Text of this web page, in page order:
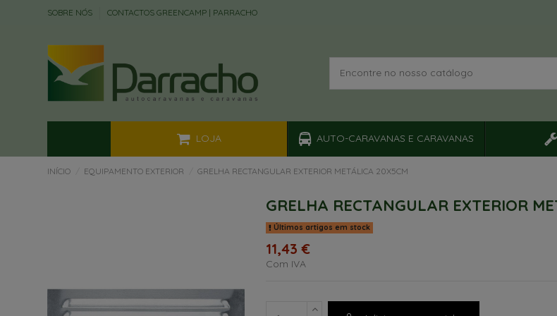
SOBRE NÓS CONTACTOS GREENCAMP | PARRACHO
LOJA AUTO-CARAVANAS E CARAVANAS
INÍCIO EQUIPAMENTO EXTERIOR GRELHA RECTANGULAR EXTERIOR METÁLICA 20X5CM
GRELHA RECTANGULAR EXTERIOR
Últimos artigos em stock
11,43 €
Com IVA